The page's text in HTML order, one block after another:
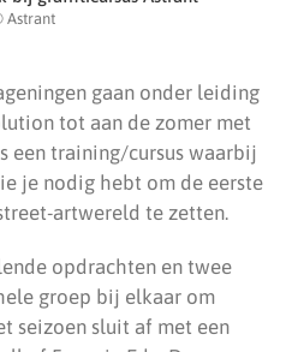
Astrant
gaan onder leiding
tot aan de zomer met
een training/cursus waarbij
je nodig hebt om de eerste
artwereld te zetten.
opdrachten en twee
groep bij elkaar om
seizoen sluit af met een